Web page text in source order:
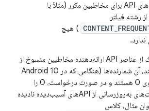
فراخوان‌های API برای مخاطبین مکرر (مثلاً با
رشته فیلتر
) هیچ
به طور کلی، اگر هر یک از عناصر API ارائه‌دهنده مخاطبین منسوخ از
شمارنده استفاده می‌کند، آن شمارنده‌ها (هنگامی که در Android 10
استفاده می‌شوند) حاوی 0 هستند و در صورت درخواست، 0 را
برمی‌گردانند. درخواست‌های به‌روزرسانی از APIهای آسیب‌دیده نادیده
مثال، کلاس